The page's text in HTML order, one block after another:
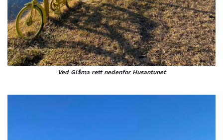
Ved Glåma rett nedenfor Husantunet